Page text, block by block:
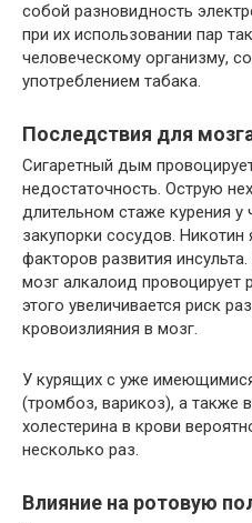
собой разновидность
при их использовании пар
человеческому организму,
употреблением табака.
Последствия для
Сигаретный дым
недостаточность. Острую
длительном стаже курения
закупорки сосудов.
факторов развития
мозг алкалоид провоцирует
этого увеличивается риск
кровоизлияния в мозг.
У курящих с уже
(тромбоз, варикоз), а также
холестерина в крови
несколько раз.
Влияние на ротовую